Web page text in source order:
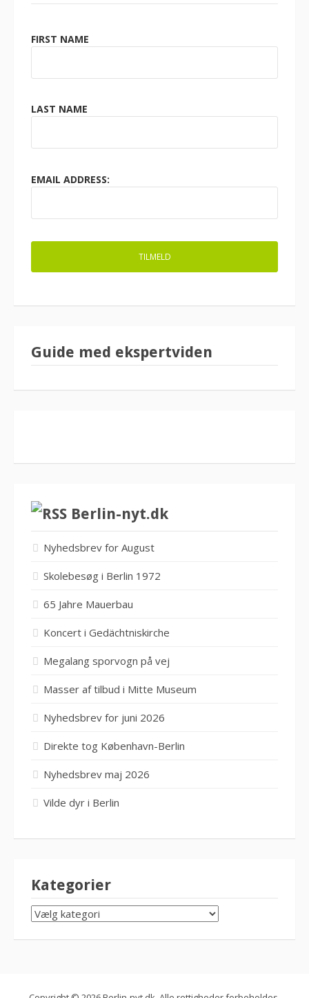
FIRST NAME
LAST NAME
EMAIL ADDRESS:
Guide med ekspertviden
Berlin-nyt.dk
Nyhedsbrev for August
Skolebesøg i Berlin 1972
65 Jahre Mauerbau
Koncert i Gedächtniskirche
Megalang sporvogn på vej
Masser af tilbud i Mitte Museum
Nyhedsbrev for juni 2026
Direkte tog København-Berlin
Nyhedsbrev maj 2026
Vilde dyr i Berlin
Kategorier
KATEGORIER